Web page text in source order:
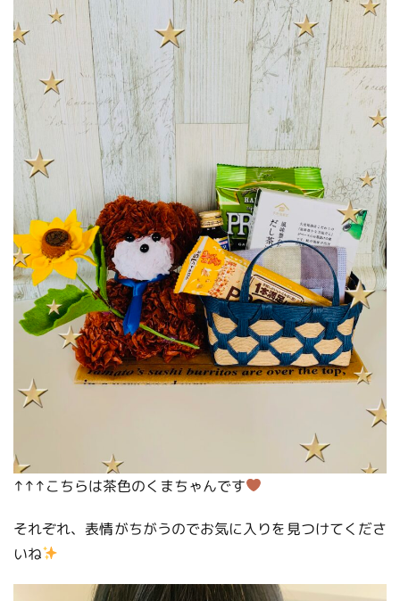
↑↑↑こちらは茶色のくまちゃんです
それぞれ、表情がちがうのでお気に入りを見つけてくださ
いね